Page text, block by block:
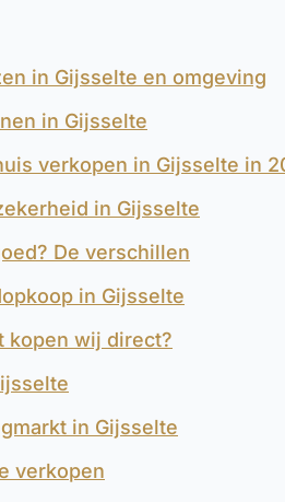
in Gijsselte en omgeving
in Gijsselte
verkopen in Gijsselte in
in Gijsselte
De verschillen
in Gijsselte
kopen wij direct?
in Gijsselte
verkopen